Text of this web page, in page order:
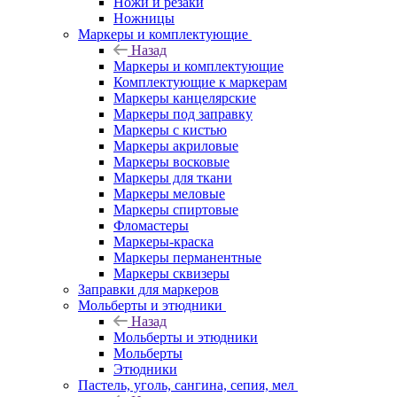
Ножницы
Маркеры и комплектующие
Назад
Маркеры и комплектующие
Комплектующие к маркерам
Маркеры канцелярские
Маркеры под заправку
Маркеры с кистью
Маркеры акриловые
Маркеры восковые
Маркеры для ткани
Маркеры меловые
Маркеры спиртовые
Фломастеры
Маркеры-краска
Маркеры перманентные
Маркеры сквизеры
Заправки для маркеров
Мольберты и этюдники
Назад
Мольберты и этюдники
Мольберты
Этюдники
Пастель, уголь, сангина, сепия, мел